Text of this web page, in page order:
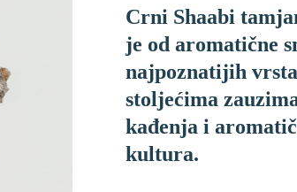
Crni Shaabi
je od aromatične
najpoznatijih
stoljećima
kađenja i
kultura.